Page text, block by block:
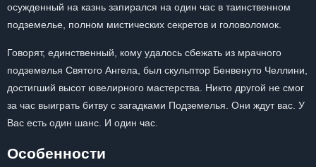
осужденный на казнь запирался на один час в таинственном
подземелье, полном мистических секретов и головоломок.
Говорят, единственный, кому удалось сбежать из мрачного
подземелья Святого Ангела, был скульптор Бенвенуто Челлини,
достигший высот ювелирного мастерства. Никто другой не смог
за час выиграть битву с загадками Подземелья. Они ждут вас. У
Вас есть один шанс. И один час.
Особенности